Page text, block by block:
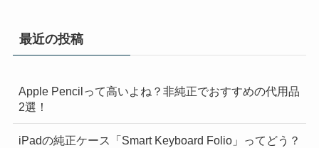
最近の投稿
Apple Pencilって高いよね？非純正でおすすめの代用品
2選！
iPadの純正ケース「Smart Keyboard Folio」ってどう？